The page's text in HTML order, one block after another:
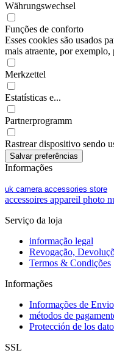
Währungswechsel
Funções de conforto
Esses cookies são usados
mais atraente, por
Merkzettel
Estatísticas e...
Partnerprogramm
Rastrear dispositivo sendo
Informações
uk camera accessories store
accessoires appareil photo
Serviço da loja
informação legal
Revogação,
Termos & Condições
Informações
Informações de Envio
métodos de
Protección de los
SSL